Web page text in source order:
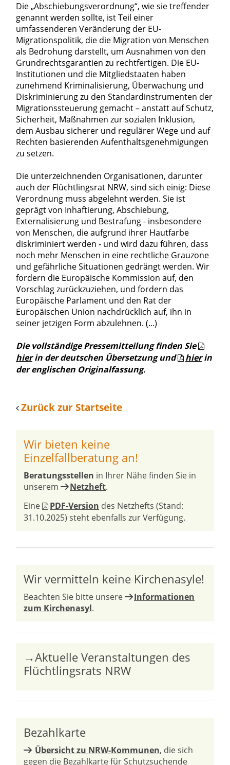
Die „Abschiebungsverordnung“, wie sie treffender
genannt werden sollte, ist Teil einer
umfassenderen Veränderung der EU-
Migrationspolitik, die die Migration von Menschen
als Bedrohung darstellt, um Ausnahmen von den
Grundrechtsgarantien zu rechtfertigen. Die EU-
Institutionen und die Mitgliedstaaten haben
zunehmend Kriminalisierung, Überwachung und
Diskriminierung zu den Standardinstrumenten der
Migrationssteuerung gemacht – anstatt auf Schutz,
Sicherheit, Maßnahmen zur sozialen Inklusion,
dem Ausbau sicherer und regulärer Wege und auf
Rechten basierenden Aufenthaltsgenehmigungen
zu setzen.
Die unterzeichnenden Organisationen, darunter
auch der Flüchtlingsrat NRW, sind sich einig: Diese
Verordnung muss abgelehnt werden. Sie ist
geprägt von Inhaftierung, Abschiebung,
Externalisierung und Bestrafung - insbesondere
von Menschen, die aufgrund ihrer Hautfarbe
diskriminiert werden - und wird dazu führen, dass
noch mehr Menschen in eine rechtliche Grauzone
und gefährliche Situationen gedrängt werden. Wir
fordern die Europäische Kommission auf, den
Vorschlag zurückzuziehen, und fordern das
Europäische Parlament und den Rat der
Europäischen Union nachdrücklich auf, ihn in
seiner jetzigen Form abzulehnen. (...)
Die vollständige Pressemitteilung finden Sie
hierin der deutschen Übersetzung und hierin
der englischen Originalfassung.
Zurück zur Startseite
Wir bieten keine
Einzelfallberatung an!
Beratungsstellen in Ihrer Nähe finden Sie in
unserem
Netzheft.
Eine
PDF-Version des Netzhefts (Stand:
31.10.2025) steht ebenfalls zur Verfügung.
Wir vermitteln keine Kirchenasyle!
Beachten Sie bitte unsere
Informationen
zum Kirchenasyl.
→Aktuelle Veranstaltungen des
Flüchtlingsrats NRW
Bezahlkarte
Übersicht zu NRW-Kommunen, die sich
gegen die Bezahlkarte für Schutzsuchende